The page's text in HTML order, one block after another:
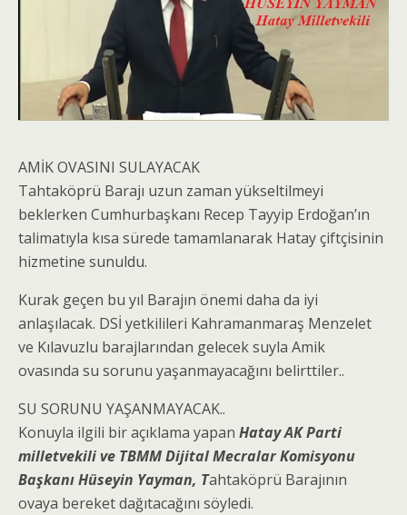
AMİK OVASINI SULAYACAK
Tahtaköprü Barajı uzun zaman yükseltilmeyi
beklerken Cumhurbaşkanı Recep Tayyip Erdoğan’ın
talimatıyla kısa sürede tamamlanarak Hatay çiftçisinin
hizmetine sunuldu.
Kurak geçen bu yıl Barajın önemi daha da iyi
anlaşılacak. DSİ yetkilileri Kahramanmaraş Menzelet
ve Kılavuzlu barajlarından gelecek suyla Amik
ovasında su sorunu yaşanmayacağını belirttiler..
SU SORUNU YAŞANMAYACAK..
Konuyla ilgili bir açıklama yapan Hatay AK Parti
milletvekili ve TBMM Dijital Mecralar Komisyonu
Başkanı Hüseyin Yayman, Tahtaköprü Barajının
ovaya bereket dağıtacağını söyledi.